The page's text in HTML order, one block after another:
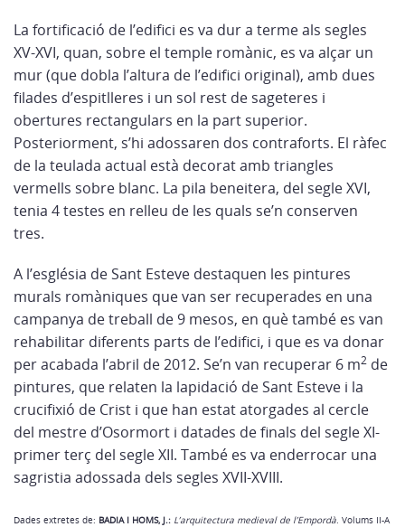
La fortificació de l’edifici es va dur a terme als segles
XV-XVI, quan, sobre el temple romànic, es va alçar un
mur (que dobla l’altura de l’edifici original), amb dues
filades d’espitlleres i un sol rest de sageteres i
obertures rectangulars en la part superior.
Posteriorment, s’hi adossaren dos contraforts. El ràfec
de la teulada actual està decorat amb triangles
vermells sobre blanc. La pila beneitera, del segle XVI,
tenia 4 testes en relleu de les quals se’n conserven
tres.
A l’església de Sant Esteve destaquen les pintures
murals romàniques que van ser recuperades en una
campanya de treball de 9 mesos, en què també es van
rehabilitar diferents parts de l’edifici, i que es va donar
per acabada l’abril de 2012. Se’n van recuperar 6 m2 de
pintures, que relaten la lapidació de Sant Esteve i la
crucifixió de Crist i que han estat atorgades al cercle
del mestre d’Osormort i datades de finals del segle XI-
primer terç del segle XII. També es va enderrocar una
sagristia adossada dels segles XVII-XVIII.
Dades extretes de: BADIA I HOMS, J.: L’arquitectura medieval de l’Empordà . Volums II-A